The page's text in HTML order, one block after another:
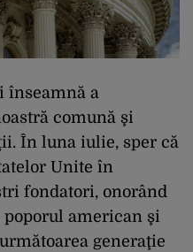
înseamnă a
comună şi
În luna iulie, sper că
Unite în
fondatori, onorând
american şi
generaţie